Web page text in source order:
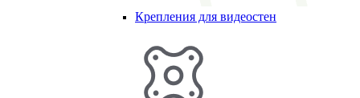
Крепления для видеостен